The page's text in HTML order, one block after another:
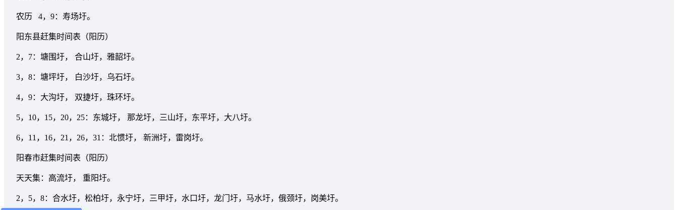
农历 4，9：寿场圩。
阳东县赶集时间表（阳历）
2，7：塘围圩， 合山圩，雅韶圩。
3，8：塘坪圩， 白沙圩，乌石圩。
4，9：大沟圩， 双捷圩，珠环圩。
5，10，15，20，25：东城圩， 那龙圩，三山圩，东平圩，大八圩。
6，11，16，21，26，31：北惯圩， 新洲圩，雷岗圩。
阳春市赶集时间表（阳历）
天天集：高流圩， 重阳圩。
2，5，8：合水圩，松柏圩，永宁圩，三甲圩，水口圩，龙门圩，马水圩，俄颈圩，岗美圩。